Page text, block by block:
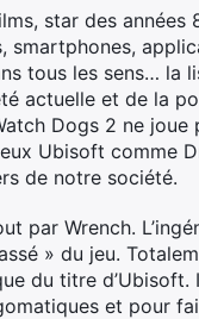
star des
tous les sens… la
actuelle et de la
Dogs 2 ne
Ubisoft comme
de notre société.
par Wrench.
» du jeu.
du titre d’Ubisoft.
et pour